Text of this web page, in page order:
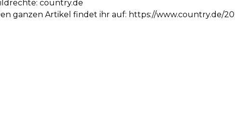
country.de
ganzen Artikel findet ihr auf: https://www.country.de/